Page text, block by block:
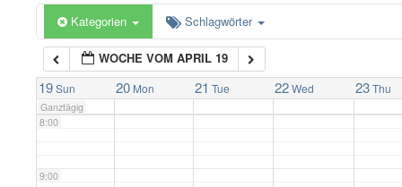
Kategorien Schlagwörter
WOCHE VOM APRIL 19
19 Sun 20 Mon 21 Tue 22 Wed 23 Thu
Ganztägig
7:00
8:00
9:00